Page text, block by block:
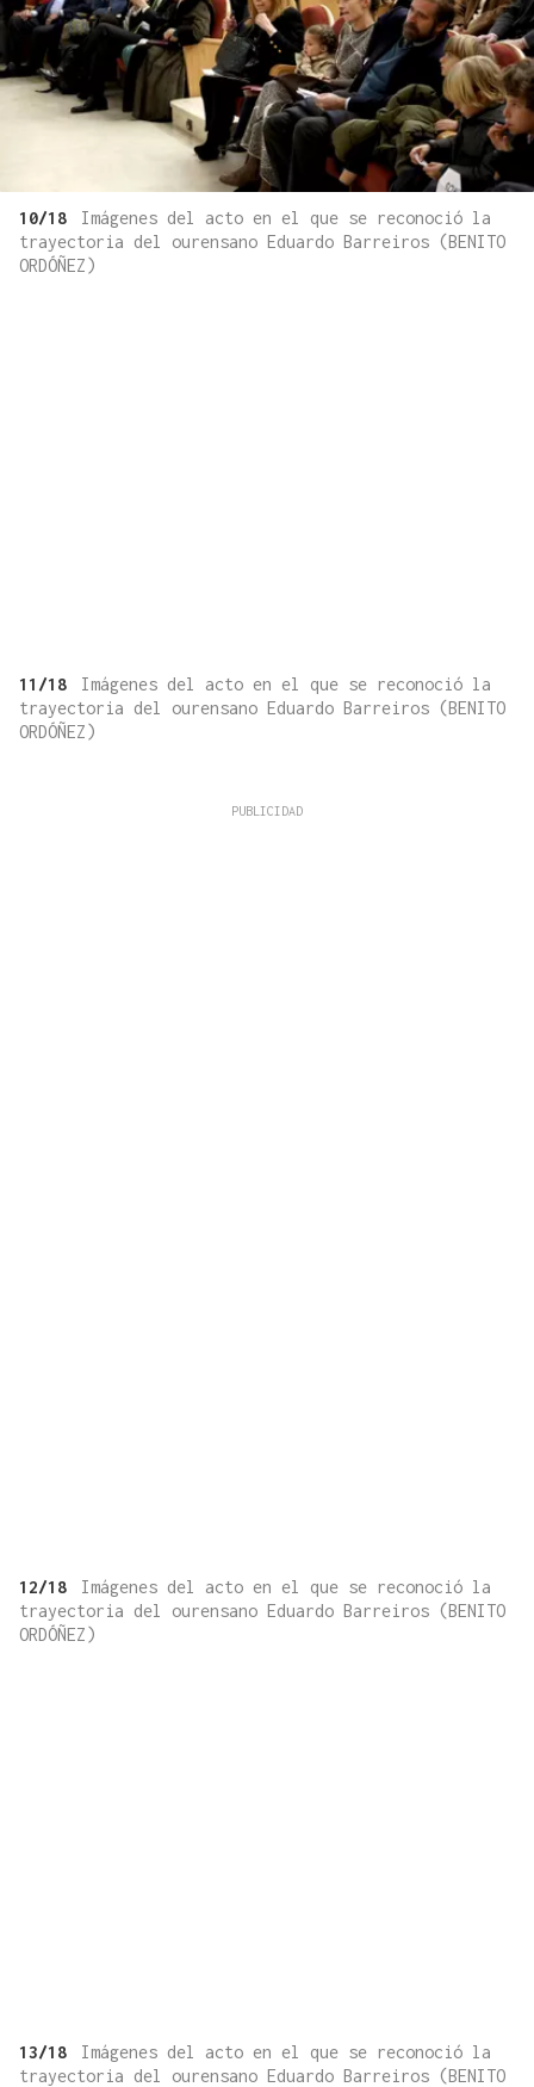
10/18
Imágenes del acto en el que se reconoció la
trayectoria del ourensano Eduardo Barreiros (BENITO
ORDÓÑEZ)
11/18
Imágenes del acto en el que se reconoció la
trayectoria del ourensano Eduardo Barreiros (BENITO
ORDÓÑEZ)
12/18
Imágenes del acto en el que se reconoció la
trayectoria del ourensano Eduardo Barreiros (BENITO
ORDÓÑEZ)
13/18
Imágenes del acto en el que se reconoció la
trayectoria del ourensano Eduardo Barreiros (BENITO